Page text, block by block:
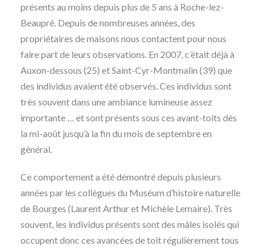
présents au moins depuis plus de 5 ans à Roche-lez-
Beaupré. Depuis de nombreuses années, des
propriétaires de maisons nous contactent pour nous
faire part de leurs observations. En 2007, c’était déjà à
Auxon-dessous (25) et Saint-Cyr-Montmalin (39) que
des individus avaient été observés. Ces individus sont
très souvent dans une ambiance lumineuse assez
importante … et sont présents sous ces avant-toits dès
la mi-août jusqu’à la fin du mois de septembre en
général.
Ce comportement a été démontré depuis plusieurs
années par les collègues du Muséum d’histoire naturelle
de Bourges (Laurent Arthur et Michèle Lemaire). Très
souvent, les individus présents sont des mâles isolés qui
occupent donc ces avancées de toit régulièrement tous